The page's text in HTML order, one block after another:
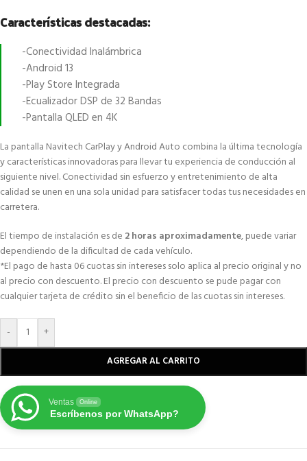
Características destacadas:
-Conectividad Inalámbrica
-Android 13
-Play Store Integrada
-Ecualizador DSP de 32 Bandas
-Pantalla QLED en 4K
La pantalla Navitech CarPlay y Android Auto combina la última tecnología
y características innovadoras para llevar tu experiencia de conducción al
siguiente nivel. Conectividad sin esfuerzo y entretenimiento de alta
calidad se unen en una sola unidad para satisfacer todas tus necesidades en
carretera.
El tiempo de instalación es de 2 horas aproximadamente, puede variar
dependiendo de la dificultad de cada vehículo.
*El pago de hasta 06 cuotas sin intereses solo aplica al precio original y no
al precio con descuento. El precio con descuento se pude pagar con
cualquier tarjeta de crédito sin el beneficio de las cuotas sin intereses.
- +
AGREGAR AL CARRITO
Ventas Online
Escríbenos por WhatsApp?